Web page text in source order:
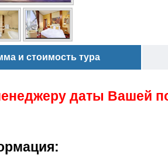
и стоимость тура
даты Вашей